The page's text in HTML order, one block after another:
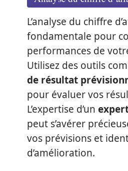
L’analyse du chiffre
fondamentale pour
performances de
Utilisez des outils
de résultat
pour évaluer vos
L’expertise d’un
peut s’avérer
vos prévisions et
d’amélioration.